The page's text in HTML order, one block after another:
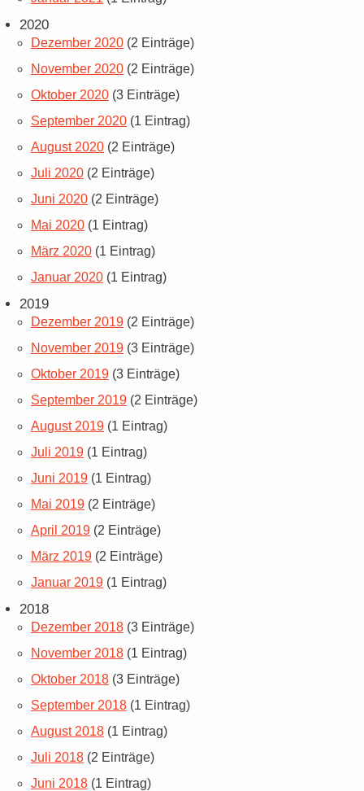
2020
Dezember 2020 (2 Einträge)
November 2020 (2 Einträge)
Oktober 2020 (3 Einträge)
September 2020 (1 Eintrag)
August 2020 (2 Einträge)
Juli 2020 (2 Einträge)
Juni 2020 (2 Einträge)
Mai 2020 (1 Eintrag)
März 2020 (1 Eintrag)
Januar 2020 (1 Eintrag)
2019
Dezember 2019 (2 Einträge)
November 2019 (3 Einträge)
Oktober 2019 (3 Einträge)
September 2019 (2 Einträge)
August 2019 (1 Eintrag)
Juli 2019 (1 Eintrag)
Juni 2019 (1 Eintrag)
Mai 2019 (2 Einträge)
April 2019 (2 Einträge)
März 2019 (2 Einträge)
Januar 2019 (1 Eintrag)
2018
Dezember 2018 (3 Einträge)
November 2018 (1 Eintrag)
Oktober 2018 (3 Einträge)
September 2018 (1 Eintrag)
August 2018 (1 Eintrag)
Juli 2018 (2 Einträge)
Juni 2018 (1 Eintrag)